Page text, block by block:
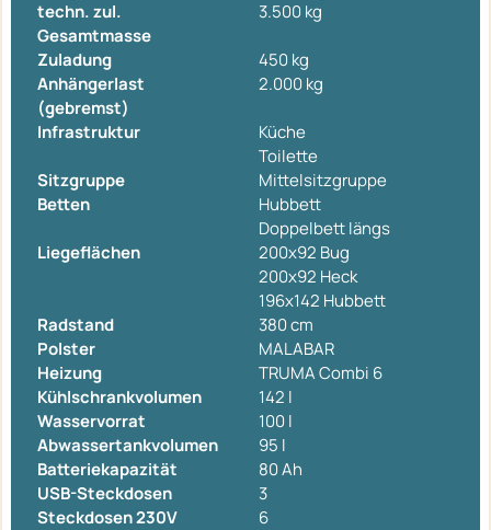
techn. zul.
Gesamtmasse
3.500 kg
Zuladung
450 kg
Anhängerlast
(gebremst)
2.000 kg
Infrastruktur
Küche
Toilette
Sitzgruppe
Mittelsitzgruppe
Betten
Hubbett
Doppelbett längs
Liegeflächen
200x92 Bug
200x92 Heck
196x142 Hubbett
Radstand
380 cm
Polster
MALABAR
Heizung
TRUMA Combi 6
Kühlschrankvolumen
142 l
Wasservorrat
100 l
Abwassertankvolumen
95 l
Batteriekapazität
80 Ah
USB-Steckdosen
3
Steckdosen 230V
6